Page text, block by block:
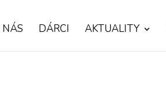
NÁS DÁRCI AKTUALITY